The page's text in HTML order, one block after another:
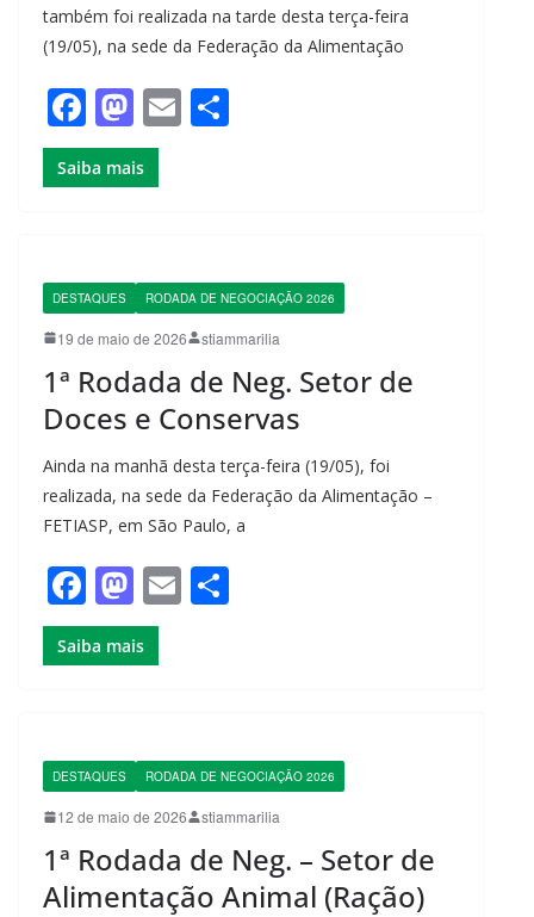
também foi realizada na tarde desta terça-feira
(19/05), na sede da Federação da Alimentação
F
a
c
o
o
k
M
a
st
o
n
E
m
Saiba mais
DESTAQUES RODADA DE NEGOCIAÇÃO 2026
19 de maio de 2026 stiammarilia
1ª Rodada de Neg. Setor de
Doces e Conservas
Ainda na manhã desta terça-feira (19/05), foi
realizada, na sede da Federação da Alimentação –
FETIASP, em São Paulo, a
F
a
c
o
o
k
M
a
st
o
n
E
m
Saiba mais
DESTAQUES RODADA DE NEGOCIAÇÃO 2026
12 de maio de 2026 stiammarilia
1ª Rodada de Neg. – Setor de
Alimentação Animal (Ração)